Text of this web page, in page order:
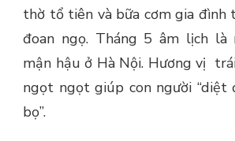
thờ tổ tiên và bữa cơm gia đình
đoan ngọ. Tháng 5 âm lịch là
mận hậu ở Hà Nội. Hương vị
ngọt ngọt giúp con người “diệt
bọ”.